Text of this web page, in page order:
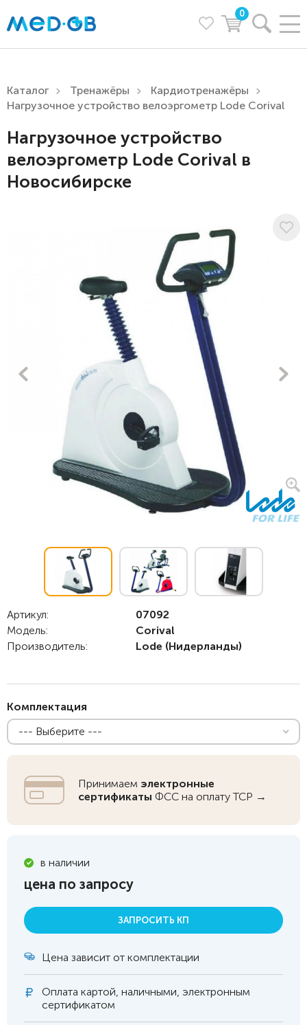
0
Каталог Тренажёры
Кардиотренажёры
Нагрузочное устройство велоэргометр Lode Corival
Нагрузочное устройство
велоэргометр Lode Corival в
Новосибирске
Артикул:
07092
Модель:
Corival
Производитель:
Lode (Нидерланды)
Комплектация
--- Выберите ---
Принимаем электронные
сертификаты ФСС на оплату ТСР →
в наличии
цена по запросу
ЗАПРОСИТЬ КП
Цена зависит от комплектации
Оплата картой, наличными, электронным
сертификатом